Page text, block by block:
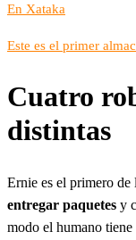
En Xataka
Este es el primer
Cuatro
distintas
Ernie es el primero de
entregar paquetes y
modo el humano tiene